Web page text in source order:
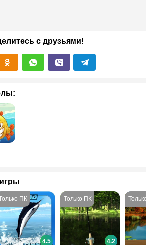
с друзьями!
4.5 4.2